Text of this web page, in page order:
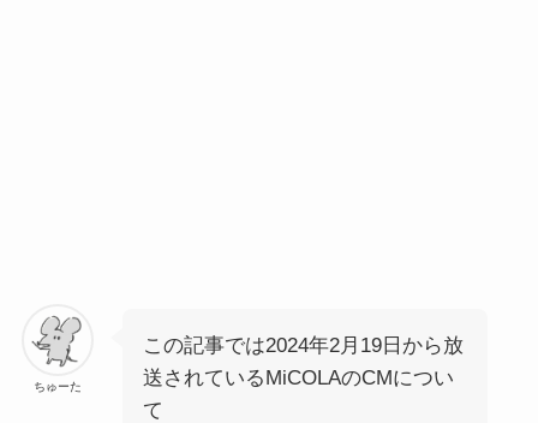
ちゅーた
この記事では2024年2月19日から放
送されているMiCOLAのCMについ
て